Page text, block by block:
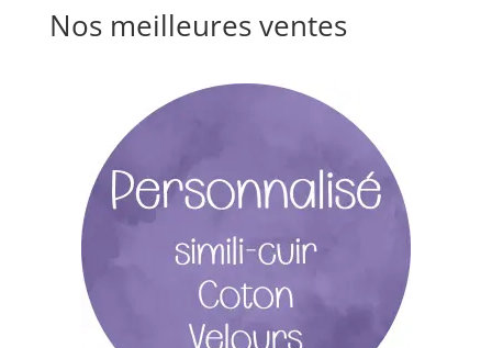
5,00 €
à
Nos meilleures ventes